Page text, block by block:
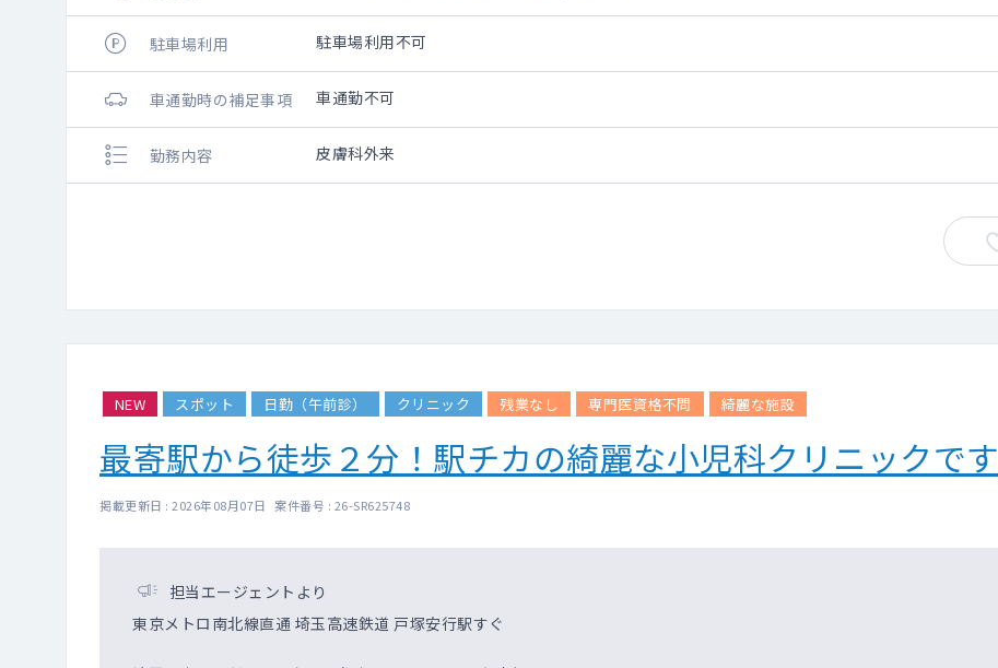
駐車場利用 駐車場利用不可
車通勤時の補足事項 車通勤不可
勤務内容 皮膚科外来
NEW スポット 日勤（午前診） クリニック 残業なし 専門医資格不問 綺麗な施設
最寄駅から徒歩２分！駅チカの綺麗な小児科クリニックです
掲載更新日 : 2026年08月07日 案件番号 : 26-SR625748
担当エージェントより
東京メトロ南北線直通 埼玉高速鉄道 戸塚安行駅すぐ